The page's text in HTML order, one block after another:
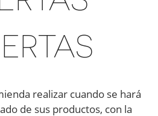
realizar cuando se hará
de sus productos, con la